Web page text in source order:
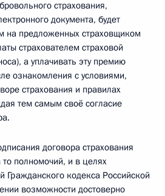
страхования,
документа, будет
на предложенных страховщиком
страхователем страховой
а уплачивать эту премию
ознакомления с условиями,
страхования и правилах
тем самым своё согласие
договора страхования
полномочий, и в целях
Гражданского кодекса Российской
возможности достоверно